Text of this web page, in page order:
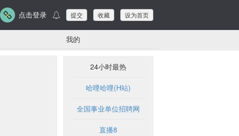
点击登录 提交 收藏 设为首页
我的
24小时最热
哈哩哈哩(H站)
全国事业单位招聘网
直播8